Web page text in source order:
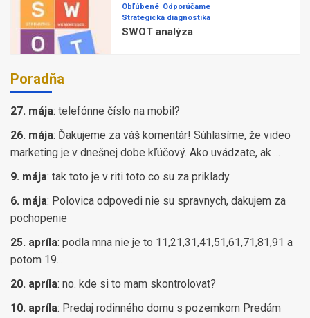
Obľúbené Odporúčame
Strategická diagnostika
SWOT analýza
Poradňa
27. mája: telefónne číslo na mobil?
26. mája: Ďakujeme za váš komentár! Súhlasíme, že video
marketing je v dnešnej dobe kľúčový. Ako uvádzate, ak ...
9. mája: tak toto je v riti toto co su za priklady
6. mája: Polovica odpovedi nie su spravnych, dakujem za
pochopenie
25. apríla: podla mna nie je to 11,21,31,41,51,61,71,81,91 a
potom 19...
20. apríla: no. kde si to mam skontrolovat?
10. apríla: Predaj rodinného domu s pozemkom Predám